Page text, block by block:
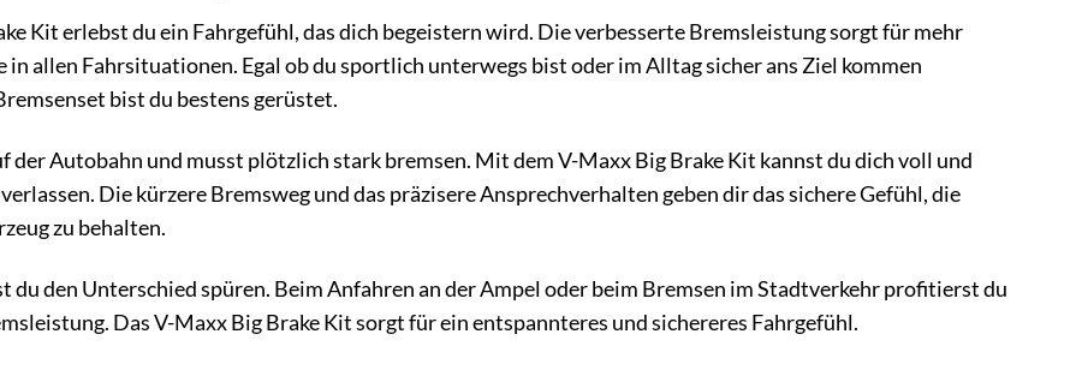
Kit erlebst du ein Fahrgefühl, das dich begeistern wird. Die verbesserte Bremsleistung sorgt für mehr
allen Fahrsituationen. Egal ob du sportlich unterwegs bist oder im Alltag sicher ans Ziel kommen
bist du bestens gerüstet.
der Autobahn und musst plötzlich stark bremsen. Mit dem V-Maxx Big Brake Kit kannst du dich voll und
Die kürzere Bremsweg und das präzisere Ansprechverhalten geben dir das sichere Gefühl, die
zu behalten.
du den Unterschied spüren. Beim Anfahren an der Ampel oder beim Bremsen im Stadtverkehr profitierst du
Das V-Maxx Big Brake Kit sorgt für ein entspannteres und sichereres Fahrgefühl.